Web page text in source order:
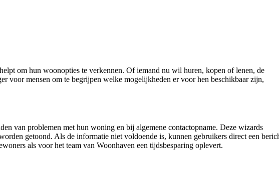
om hun woonopties te verkennen. Of iemand nu wil huren, kopen of lenen, de
voor mensen om te begrijpen welke mogelijkheden er voor hen beschikbaar zijn,
van problemen met hun woning en bij algemene contactopname. Deze wizards
getoond. Als de informatie niet voldoende is, kunnen gebruikers direct een
als voor het team van Woonhaven een tijdsbesparing oplevert.